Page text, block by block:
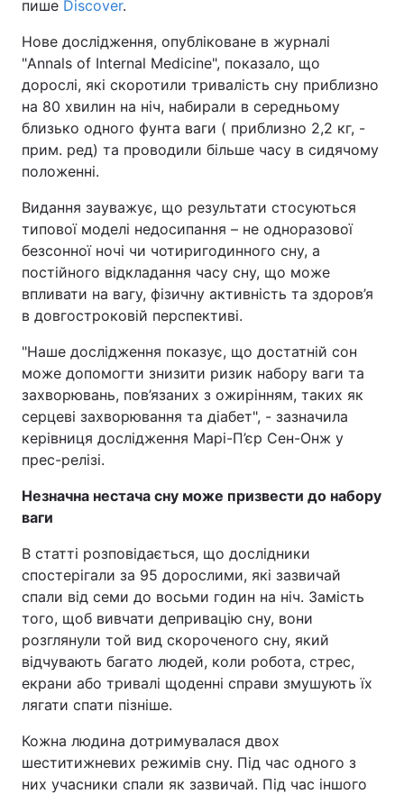
пише Discover.
Нове дослідження, опубліковане в журналі
"Annals of Internal Medicine", показало, що
дорослі, які скоротили тривалість сну приблизно
на 80 хвилин на ніч, набирали в середньому
близько одного фунта ваги ( приблизно 2,2 кг, -
прим. ред) та проводили більше часу в сидячому
положенні.
Видання зауважує, що результати стосуються
типової моделі недосипання – не одноразової
безсонної ночі чи чотиригодинного сну, а
постійного відкладання часу сну, що може
впливати на вагу, фізичну активність та здоров’я
в довгостроковій перспективі.
"Наше дослідження показує, що достатній сон
може допомогти знизити ризик набору ваги та
захворювань, пов’язаних з ожирінням, таких як
серцеві захворювання та діабет", - зазначила
керівниця дослідження Марі-П’єр Сен-Онж у
прес-релізі.
Незначна нестача сну може призвести до набору
ваги
В статті розповідається, що дослідники
спостерігали за 95 дорослими, які зазвичай
спали від семи до восьми годин на ніч. Замість
того, щоб вивчати депривацію сну, вони
розглянули той вид скороченого сну, який
відчувають багато людей, коли робота, стрес,
екрани або тривалі щоденні справи змушують їх
лягати спати пізніше.
Кожна людина дотримувалася двох
шеститижневих режимів сну. Під час одного з
них учасники спали як зазвичай. Під час іншого